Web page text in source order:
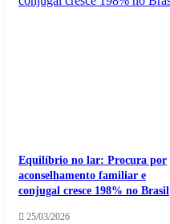
Equilíbrio no lar: Procura por
aconselhamento familiar e
conjugal cresce 198% no Brasil
25/03/2026